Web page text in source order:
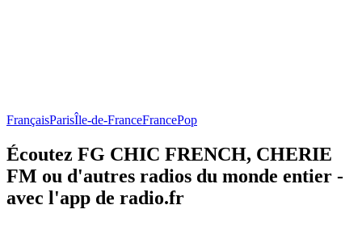
FrançaisParisÎle-de-FranceFrancePop
Écoutez FG CHIC FRENCH, CHERIE
FM ou d'autres radios du monde entier -
avec l'app de radio.fr